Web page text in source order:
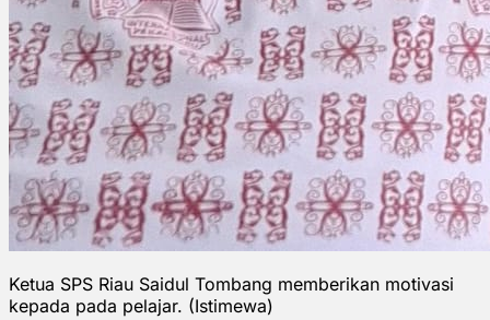
Ketua SPS Riau Saidul Tombang memberikan motivasi
kepada pada pelajar. (Istimewa)